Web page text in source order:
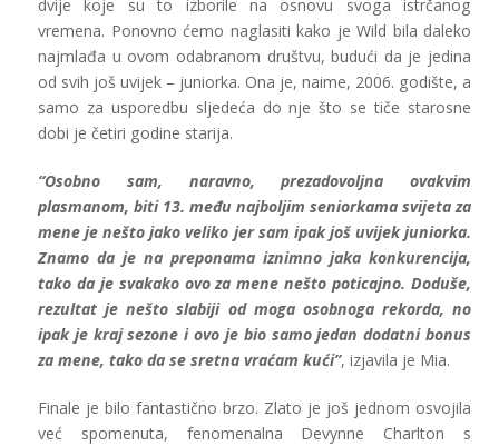
dvije koje su to izborile na osnovu svoga istrčanog
vremena. Ponovno ćemo naglasiti kako je Wild bila daleko
najmlađa u ovom odabranom društvu, budući da je jedina
od svih još uvijek – juniorka. Ona je, naime, 2006. godište, a
samo za usporedbu sljedeća do nje što se tiče starosne
dobi je četiri godine starija.
“Osobno sam, naravno, prezadovoljna ovakvim
plasmanom, biti 13. među najboljim seniorkama svijeta za
mene je nešto jako veliko jer sam ipak još uvijek juniorka.
Znamo da je na preponama iznimno jaka konkurencija,
tako da je svakako ovo za mene nešto poticajno. Doduše,
rezultat je nešto slabiji od moga osobnoga rekorda, no
ipak je kraj sezone i ovo je bio samo jedan dodatni bonus
za mene, tako da se sretna vraćam kući”, izjavila je Mia.
Finale je bilo fantastično brzo. Zlato je još jednom osvojila
već spomenuta, fenomenalna Devynne Charlton s